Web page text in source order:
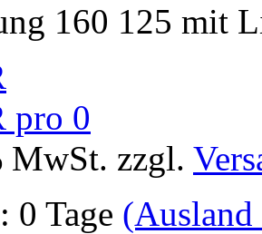
160 125 mit
pro 0
zzgl.
0 Tage (Ausland